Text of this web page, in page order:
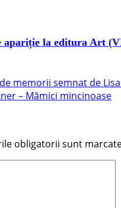
apariție la editura Art
memorii semnat de
– Mămici mincinoase
obligatorii sunt